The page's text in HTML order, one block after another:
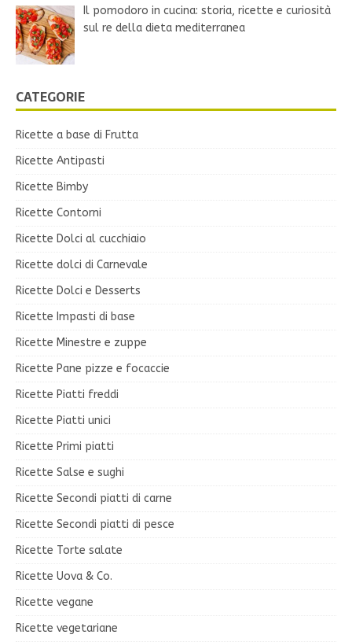
Il pomodoro in cucina: storia, ricette e curiosità
sul re della dieta mediterranea
CATEGORIE
Ricette a base di Frutta
Ricette Antipasti
Ricette Bimby
Ricette Contorni
Ricette Dolci al cucchiaio
Ricette dolci di Carnevale
Ricette Dolci e Desserts
Ricette Impasti di base
Ricette Minestre e zuppe
Ricette Pane pizze e focaccie
Ricette Piatti freddi
Ricette Piatti unici
Ricette Primi piatti
Ricette Salse e sughi
Ricette Secondi piatti di carne
Ricette Secondi piatti di pesce
Ricette Torte salate
Ricette Uova & Co.
Ricette vegane
Ricette vegetariane